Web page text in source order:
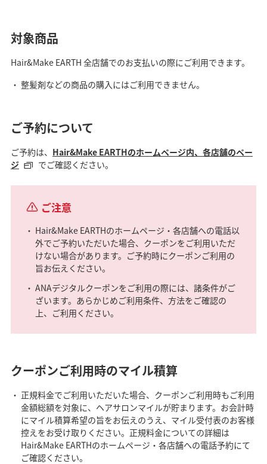
対象商品
Hair&Make EARTH 全店舗でのお支払いの際にご利用できます。
整髪剤などの商品の購入にはご利用できません。
ご予約について
ご予約は、 Hair&Make EARTHのホームページ内、各店舗のペー
ジ
でご確認ください。
ご注意
Hair&Make EARTHのホームページ・各店舗への電話以
外でご予約いただいた場合、クーポンをご利用いただ
けない場合があります。ご予約時にクーポンご利用の
旨お伝えください。
ANAデジタルクーポンをご利用の際には、諸条件がご
ざいます。あらかじめご利用条件、方法をご確認の
上、ご利用ください。
クーポンご利用時のマイル積算
正規料金でご利用いただいた場合、クーポンご利用時もご利用
金額総額を対象に、ヘアサロンマイルが貯まります。お会計時
にマイル積算希望の旨をお伝えのうえ、マイル受付表のお客様
控えをお受け取りください。正規料金についての詳細は
Hair&Make EARTHのホームページ・各店舗への電話予約にて
ご確認ください。